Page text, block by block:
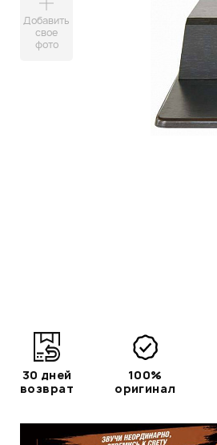
Добавить
свое
фото
30 дней
возврат
100%
оригинал